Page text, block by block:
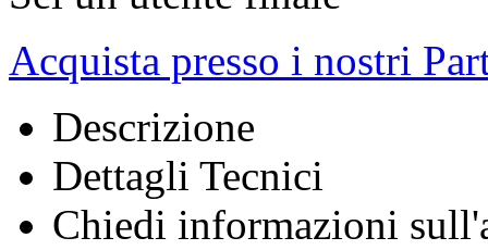
Acquista presso i nostri
Descrizione
Dettagli Tecnici
Chiedi informazioni